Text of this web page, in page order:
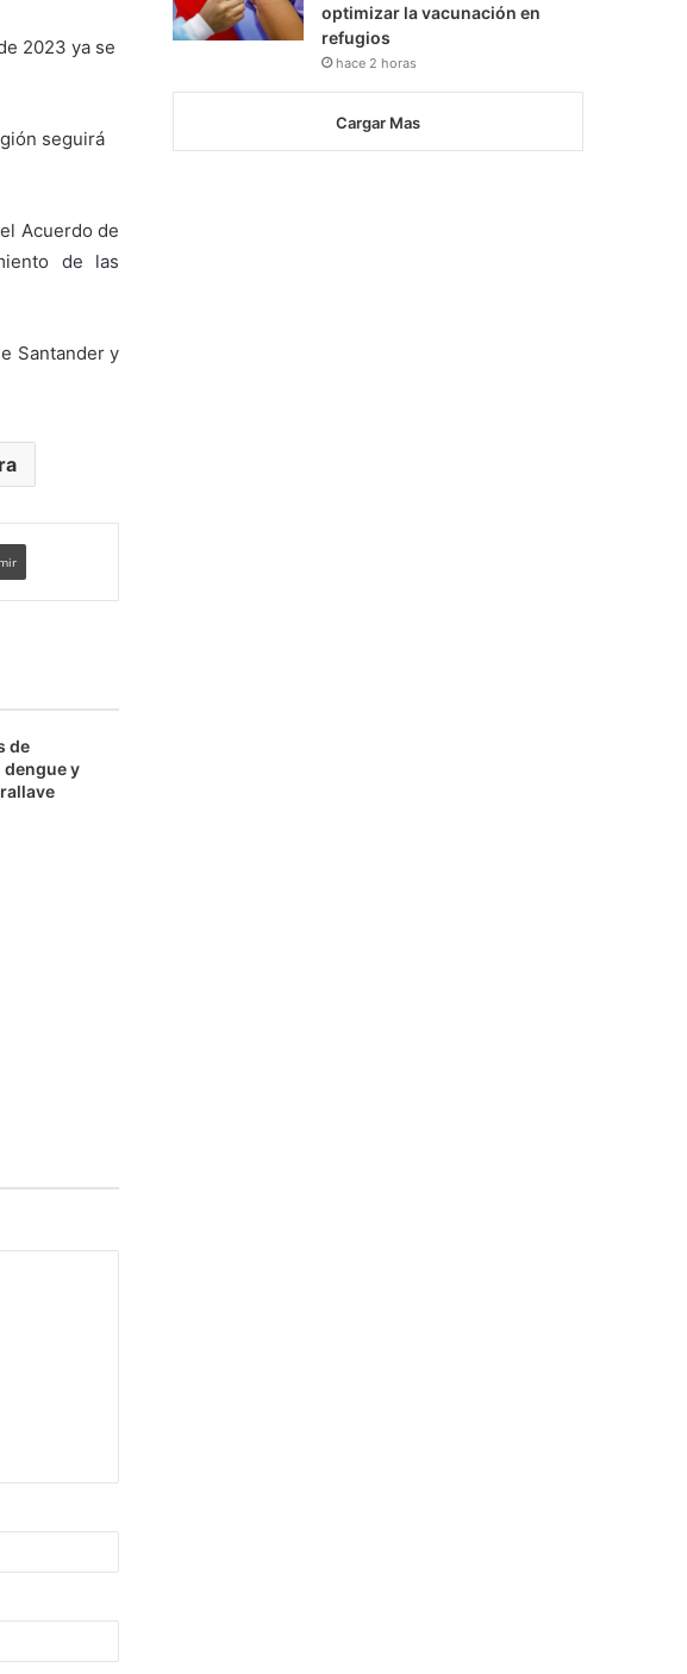
2023 ya se
seguirá
Acuerdo de
de las
Santander y
de
y
optimizar la vacunación en
refugios
hace 2 horas
Cargar Mas